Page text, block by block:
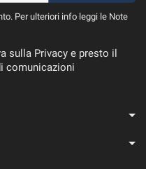
Per ulteriori info leggi le Note
sulla Privacy e presto il
comunicazioni